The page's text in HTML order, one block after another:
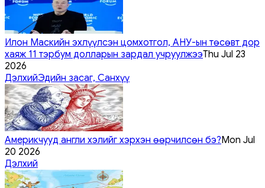
Илон Маскийн эхлүүлсэн цомхотгол, АНУ-ын төсөвт дор
хаяж 11 тэрбум долларын зардал учруулжээThu Jul 23
2026
ДэлхийЭдийн засаг, Санхүү
Америкчууд англи хэлийг хэрхэн өөрчилсөн бэ?Mon Jul
20 2026
Дэлхий